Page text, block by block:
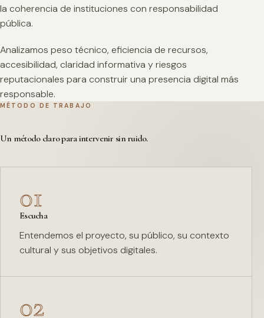
la coherencia de instituciones con responsabilidad
pública.
Analizamos peso técnico, eficiencia de recursos,
accesibilidad, claridad informativa y riesgos
reputacionales para construir una presencia digital más
responsable.
MÉTODO DE TRABAJO
Un método claro para intervenir sin ruido.
01
Escucha
Entendemos el proyecto, su público, su contexto
cultural y sus objetivos digitales.
02